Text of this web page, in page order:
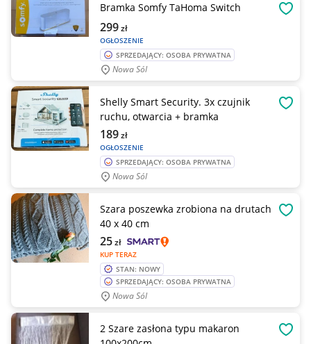
Bramka Somfy TaHoma Switch
OGŁOSZENIE
299zł
SPRZEDAJĄCY: OSOBA PRYWATNA
Nowa Sól
Shelly Smart Security. 3x czujnik
ruchu, otwarcia + bramka
OGŁOSZENIE
189zł
SPRZEDAJĄCY: OSOBA PRYWATNA
Nowa Sól
Szara poszewka zrobiona na drutach
40 x 40 cm
KUP TERAZ
25zł
STAN: NOWY
SPRZEDAJĄCY: OSOBA PRYWATNA
Nowa Sól
2 Szare zasłona typu makaron